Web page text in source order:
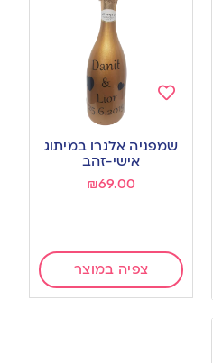
to
wishlist
שמפניה אלגרו במיתוג
אישי-זהב
₪69.00
צפיה במוצר